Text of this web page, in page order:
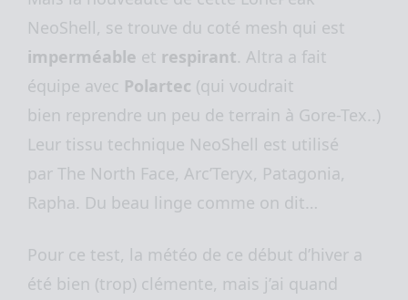
NeoShell, se trouve du coté mesh qui est
imperméable et respirant. Altra a fait
équipe avec Polartec (qui voudrait
bien reprendre un peu de terrain à Gore-Tex..)
Leur tissu technique NeoShell est utilisé
par The North Face, Arc’Teryx, Patagonia,
Rapha. Du beau linge comme on dit…
Pour ce test, la météo de ce début d’hiver a
été bien (trop) clémente, mais j’ai quand